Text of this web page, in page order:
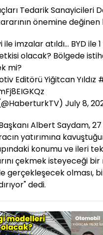
Tedarik Sanayicileri
önemine
imzalar atıldı... BYD ile
olacak? Bölgede
mi?
Editörü Yiğitcan Yıldız
July 8,
Albert Saydam,
yatırımına
konumu ve ileri
çekmek isteyeceği
gerçekleşecek olması,
dedi.